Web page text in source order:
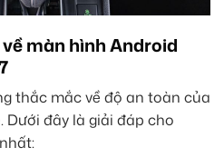
màn hình Android
thắc mắc về độ an toàn của
đây là giải đáp cho